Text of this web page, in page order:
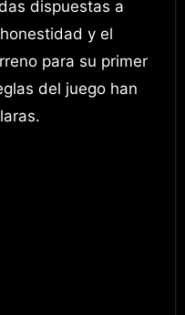
dispuestas a
y el
para su primer
del juego han